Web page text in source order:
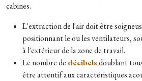
cabines.
L'extraction de l'air doit être
positionnant le ou les ventilateurs,
à l'extérieur de la zone de travail.
Le nombre de décibelsdoublant
être attentif aux caractéristiques